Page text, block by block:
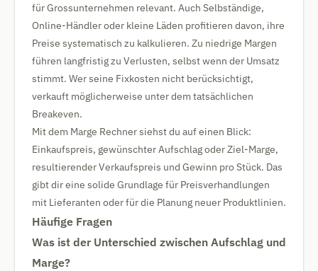
für Grossunternehmen relevant. Auch Selbständige,
Online-Händler oder kleine Läden profitieren davon, ihre
Preise systematisch zu kalkulieren. Zu niedrige Margen
führen langfristig zu Verlusten, selbst wenn der Umsatz
stimmt. Wer seine Fixkosten nicht berücksichtigt,
verkauft möglicherweise unter dem tatsächlichen
Breakeven.
Mit dem Marge Rechner siehst du auf einen Blick:
Einkaufspreis, gewünschter Aufschlag oder Ziel-Marge,
resultierender Verkaufspreis und Gewinn pro Stück. Das
gibt dir eine solide Grundlage für Preisverhandlungen
mit Lieferanten oder für die Planung neuer Produktlinien.
Häufige Fragen
Was ist der Unterschied zwischen Aufschlag und
Marge?